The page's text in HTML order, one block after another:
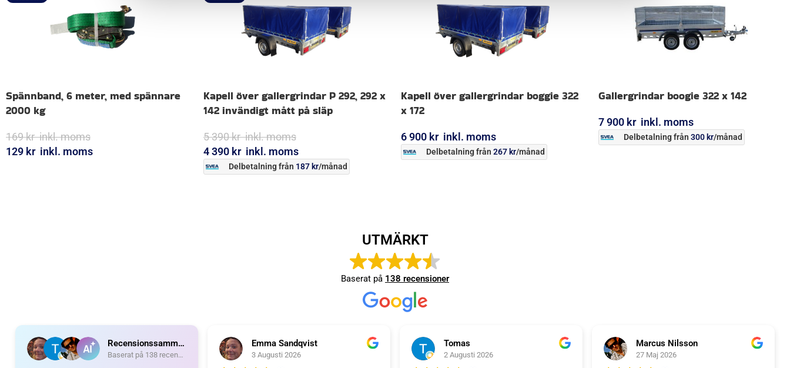
Spännband, 6 meter, med spännare
2000 kg
169kr inkl. moms
129 kr inkl. moms
Kapell över gallergrindar P 292, 292 x
142 invändigt mått på släp
5 390kr inkl. moms
4 390 kr inkl. moms
Delbetalning från 187 kr/månad
Kapell över gallergrindar boggie 322
x 172
6 900 kr inkl. moms
Delbetalning från 267 kr/månad
Gallergrindar boogie 322 x 142
7 900 kr inkl. moms
Delbetalning från 300 kr/månad
UTMÄRKT
Baserat på 138 recensioner
Recensionssammanfattning
Baserat på 138 recensioner
Emma Sandqvist
3 Augusti 2026
Tomas
2 Augusti 2026
Marcus Nilsson
27 Maj 2026